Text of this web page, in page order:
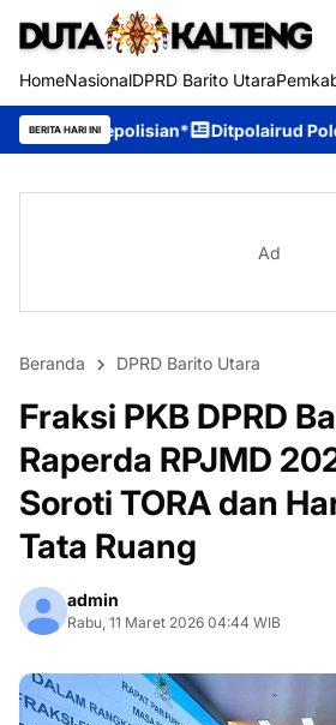
HomeNasionalDPRD Barito Utara
BERITA HARI INI
Ditpolairud Polda Kalteng
Ad
Beranda DPRD Barito Utara
Fraksi PKB DPRD
Raperda RPJMD
Soroti TORA dan
Tata Ruang
admin
Rabu, 11 Maret 2026 04:44 WIB